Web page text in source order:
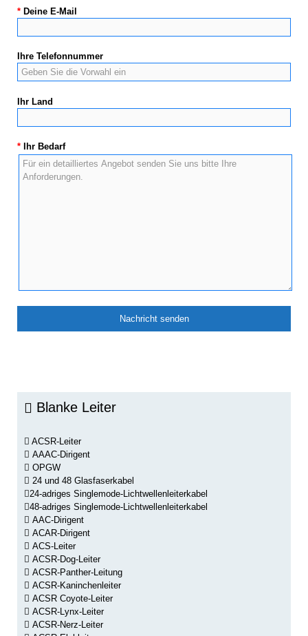
* Deine E-Mail
Ihre Telefonnummer
Ihr Land
* Ihr Bedarf
Blanke Leiter
ACSR-Leiter
AAAC-Dirigent
OPGW
24 und 48 Glasfaserkabel
24-adriges Singlemode-Lichtwellenleiterkabel
48-adriges Singlemode-Lichtwellenleiterkabel
AAC-Dirigent
ACAR-Dirigent
ACS-Leiter
ACSR-Dog-Leiter
ACSR-Panther-Leitung
ACSR-Kaninchenleiter
ACSR Coyote-Leiter
ACSR-Lynx-Leiter
ACSR-Nerz-Leiter